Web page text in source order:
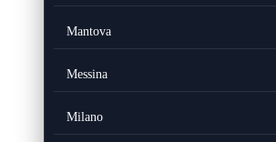
Mantova
Messina
Milano